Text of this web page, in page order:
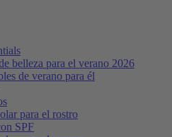
belleza para el verano 2026
de verano para él
para el rostro
SPF